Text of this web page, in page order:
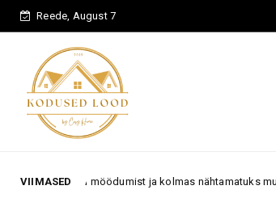
Reede, August 7
VIIMASED
möödumist ja kolmas nähtamatuks muutumist